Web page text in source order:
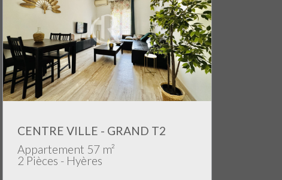
CENTRE VILLE - GRAND T2
Appartement 57 m²
2 Pièces - Hyères